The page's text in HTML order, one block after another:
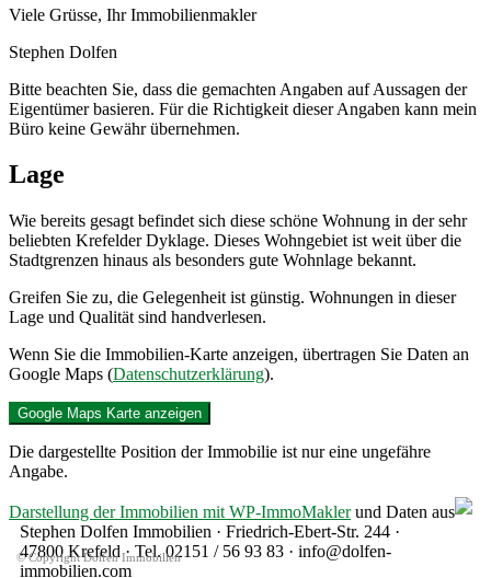
© Copyright Dolfen Immobilien
Viele Grüsse, Ihr Immobilienmakler
Stephen Dolfen
Bitte beachten Sie, dass die gemachten Angaben auf Aussagen der
Eigentümer basieren. Für die Richtigkeit dieser Angaben kann mein
Büro keine Gewähr übernehmen.
Lage
Wie bereits gesagt befindet sich diese schöne Wohnung in der sehr
beliebten Krefelder Dyklage. Dieses Wohngebiet ist weit über die
Stadtgrenzen hinaus als besonders gute Wohnlage bekannt.
Greifen Sie zu, die Gelegenheit ist günstig. Wohnungen in dieser
Lage und Qualität sind handverlesen.
Wenn Sie die Immobilien-Karte anzeigen, übertragen Sie Daten an
Google Maps (Datenschutzerklärung).
Google Maps Karte anzeigen
Die dargestellte Position der Immobilie ist nur eine ungefähre
Angabe.
Darstellung der Immobilien mit WP-ImmoMaklerund Daten aus
Stephen Dolfen Immobilien · Friedrich-Ebert-Str. 244 ·
47800 Krefeld · Tel. 02151 / 56 93 83 · info@dolfen-
immobilien.com